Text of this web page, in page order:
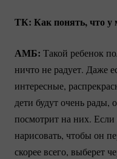
ТК: Как понять, что у
АМБ: Такой ребенок
ничто не радует. Даже
интересные,
дети будут очень рады,
посмотрит на них. Если
нарисовать, чтобы он
скорее всего, выберет